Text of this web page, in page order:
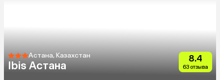
Астана, Казахстан
Ibis Астана
8.4
63 отзыва